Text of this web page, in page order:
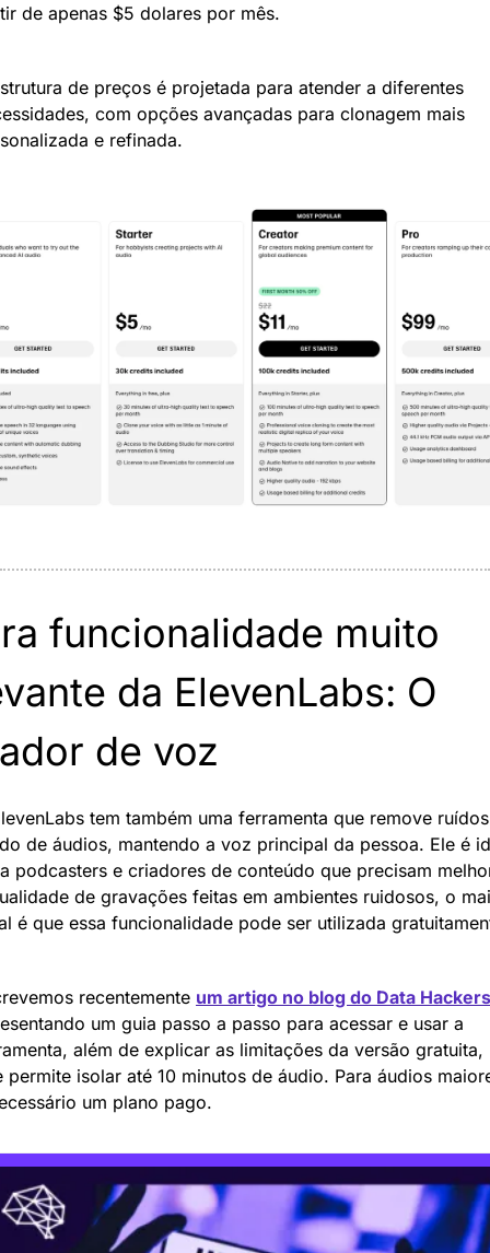
de apenas $5 dolares por mês.
de preços é projetada para atender a diferentes
com opções avançadas para clonagem mais
e refinada.
funcionalidade muito
da ElevenLabs: O
de voz
tem também uma ferramenta que remove
de áudios, mantendo a voz principal da pessoa. Ele é
podcasters e criadores de conteúdo que precisam
de gravações feitas em ambientes ruidosos, o
é que essa funcionalidade pode ser utilizada
recentemente um artigo no blog do Data Hackers
um guia passo a passo para acessar e usar a
além de explicar as limitações da versão gratuita,
permite isolar até 10 minutos de áudio. Para áudios
um plano pago.